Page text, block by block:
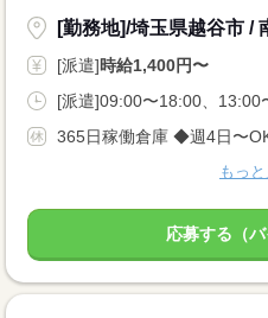
[勤務地]/埼玉県越谷市 /
[派遣]時給1,400円〜
[派遣]09:00〜18:00、13:00
365日稼働倉庫 ◆週4日〜
もっ
応募する（バ